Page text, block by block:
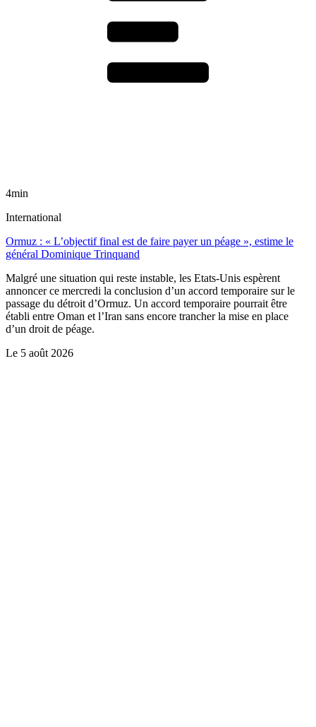
4min
International
Ormuz : « L’objectif final est de faire payer un péage », estime le
général Dominique Trinquand
Malgré une situation qui reste instable, les Etats-Unis espèrent
annoncer ce mercredi la conclusion d’un accord temporaire sur le
passage du détroit d’Ormuz. Un accord temporaire pourrait être
établi entre Oman et l’Iran sans encore trancher la mise en place
d’un droit de péage.
Le 5 août 2026